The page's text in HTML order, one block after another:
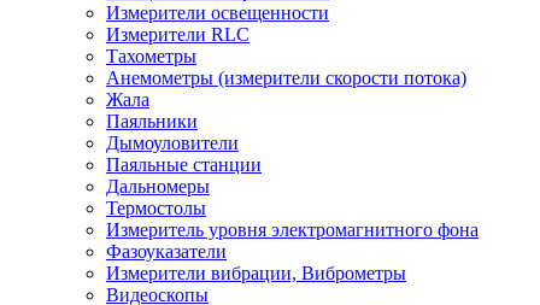
Измерители освещенности
Измерители RLC
Тахометры
Анемометры (измерители скорости потока)
Жала
Паяльники
Дымоуловители
Паяльные станции
Дальномеры
Термостолы
Измеритель уровня электромагнитного фона
Фазоуказатели
Измерители вибрации, Виброметры
Видеоскопы